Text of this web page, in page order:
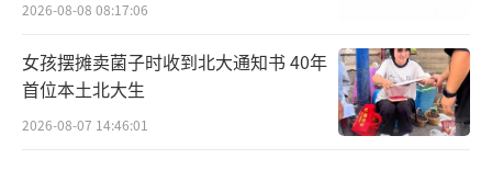
2026-08-08 08:17:06
女孩摆摊卖菌子时收到北大通知书 40年
首位本土北大生
2026-08-07 14:46:01